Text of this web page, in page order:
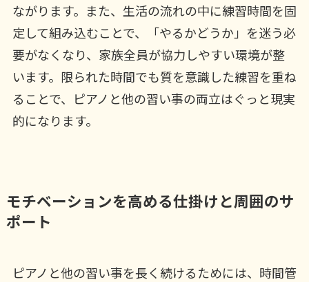
ながります。また、生活の流れの中に練習時間を固
定して組み込むことで、「やるかどうか」を迷う必
要がなくなり、家族全員が協力しやすい環境が整
います。限られた時間でも質を意識した練習を重ね
ることで、ピアノと他の習い事の両立はぐっと現実
的になります。
モチベーションを高める仕掛けと周囲のサ
ポート
ピアノと他の習い事を長く続けるためには、時間管